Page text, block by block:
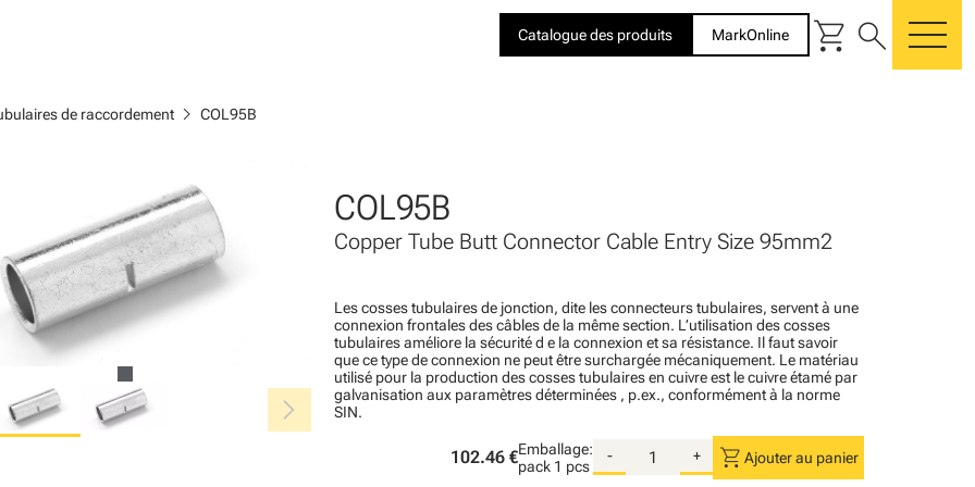
Catalogue des produits MarkOnline shopping_cart search
de raccordement chevron_right COL95B
chevron_right
COL95B
Copper Tube Butt Connector Cable Entry Size 95mm2
Les cosses tubulaires de jonction, dite les connecteurs tubulaires, servent à une
connexion frontales des câbles de la même section. L’utilisation des cosses
tubulaires améliore la sécurité d e la connexion et sa résistance. Il faut savoir
que ce type de connexion ne peut être surchargée mécaniquement. Le matériau
utilisé pour la production des cosses tubulaires en cuivre est le cuivre étamé par
galvanisation aux paramètres déterminées , p.ex., conformément à la norme
SIN.
102.46 €Emballage:
pack 1 pcs
- + shopping_cart Ajouter au panier